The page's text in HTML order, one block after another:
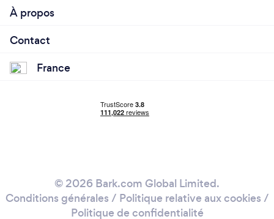
À propos
Contact
France
© 2026 Bark.com Global Limited.
Conditions générales / Politique relative aux cookies /
Politique de confidentialité